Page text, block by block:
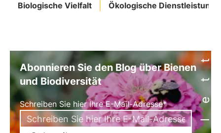
Biologische Vielfalt Ökologische
Abonnieren Sie den Blog über Bienen
und Biodiversität
Schreiben Sie hier Ihre E-Mail-Adresse*